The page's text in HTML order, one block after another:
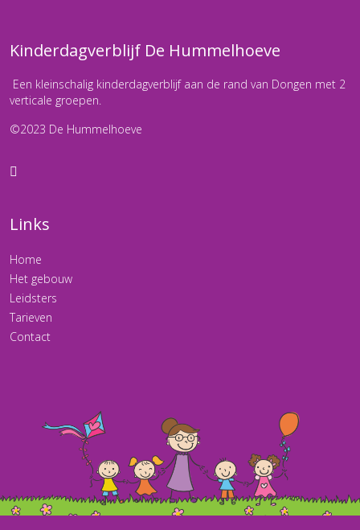
Kinderdagverblijf De Hummelhoeve
Een kleinschalig kinderdagverblijf aan de rand van Dongen met 2
verticale groepen.
©2023 De Hummelhoeve
Links
Home
Het gebouw
Leidsters
Tarieven
Contact